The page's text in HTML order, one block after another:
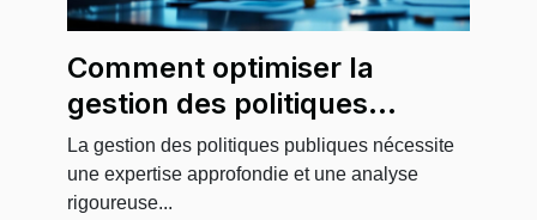
Comment optimiser la
gestion des politiques
publiques grâce à un conseil
spécialisé ?
La gestion des politiques publiques nécessite
une expertise approfondie et une analyse
rigoureuse...